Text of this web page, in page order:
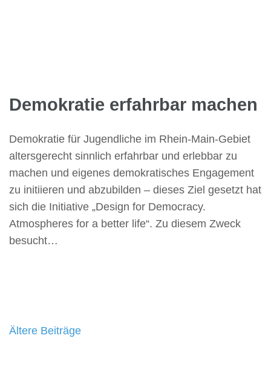
Demokratie erfahrbar machen
Demokratie für Jugendliche im Rhein-Main-Gebiet
altersgerecht sinnlich erfahrbar und erlebbar zu
machen und eigenes demokratisches Engagement
zu initiieren und abzubilden – dieses Ziel gesetzt hat
sich die Initiative „Design for Democracy.
Atmospheres for a better life“. Zu diesem Zweck
besucht…
Beitragsnavigation
Ältere Beiträge